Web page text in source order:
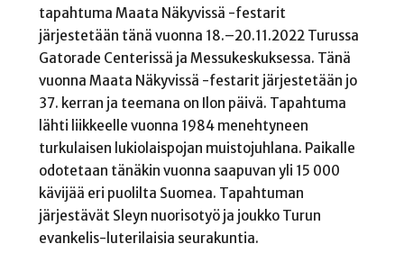
tapahtuma Maata Näkyvissä -festarit
järjestetään tänä vuonna 18.–20.11.2022 Turussa
Gatorade Centerissä ja Messukeskuksessa. Tänä
vuonna Maata Näkyvissä -festarit järjestetään jo
37. kerran ja teemana on Ilon päivä. Tapahtuma
lähti liikkeelle vuonna 1984 menehtyneen
turkulaisen lukiolaispojan muistojuhlana. Paikalle
odotetaan tänäkin vuonna saapuvan yli 15 000
kävijää eri puolilta Suomea. Tapahtuman
järjestävät Sleyn nuorisotyö ja joukko Turun
evankelis-luterilaisia seurakuntia.